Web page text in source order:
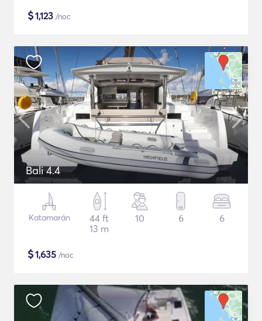
$1,123 /noc
Bali 4.4
Katamarán
44 ft
13 m
10 6 6
$1,635 /noc